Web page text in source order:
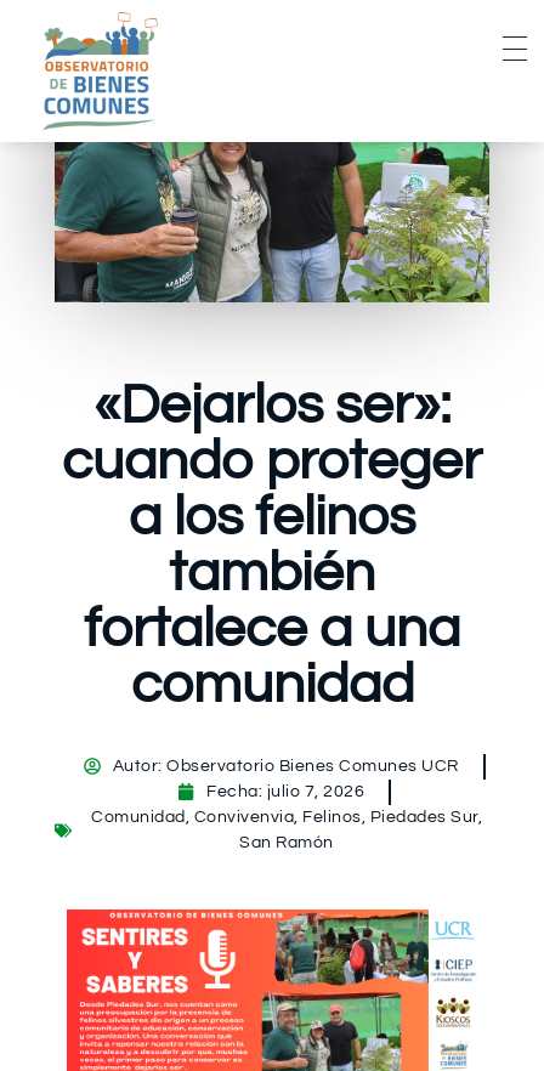
«Dejarlos ser»:
cuando proteger
a los felinos
también
fortalece a una
comunidad
Autor: Observatorio Bienes Comunes UCR
Fecha: julio 7, 2026
Comunidad
Convivenvia Felinos Piedades Sur,
San Ramón